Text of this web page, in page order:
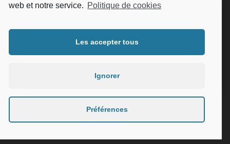
Mentions légales | Plan du site
web et notre service. Politique de cookies
Les accepter tous
Ignorer
Préférences